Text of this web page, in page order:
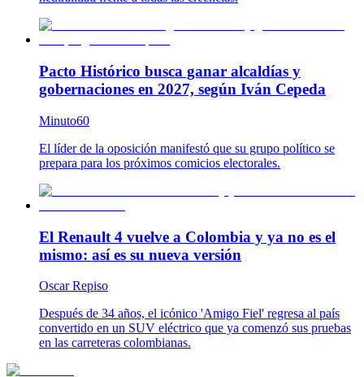
Pacto Histórico busca ganar alcaldías y
gobernaciones en 2027, según Iván Cepeda
Minuto60
El líder de la oposición manifestó que su grupo político se
prepara para los próximos comicios electorales.
El Renault 4 vuelve a Colombia y ya no es el
mismo: así es su nueva versión
Oscar Repiso
Después de 34 años, el icónico 'Amigo Fiel' regresa al país
convertido en un SUV eléctrico que ya comenzó sus pruebas
en las carreteras colombianas.